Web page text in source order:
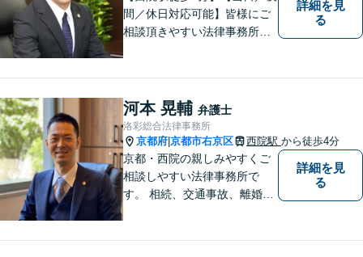
を目指します。
間／休日対応可能】皆様にご
相談頂きやすい法律事務所を
応可能。【法テラス利用可】
ご相談者様に寄り添って対
応。お悩みの方はお気軽にご
相談ください。
詳細を見
る
河本 晃輔 弁護士
洛彩総合法律事務所
京都府 京都市右京区 西院駅 から徒歩4分
京都・西院の親しみやすくご
相談しやすい法律事務所で
す。 相続、交通事故、離婚、
詳細を見
る